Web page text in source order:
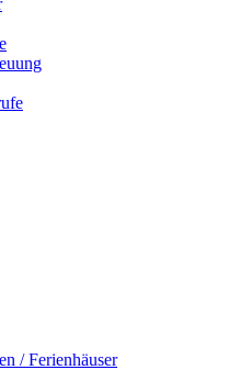
/ Ferienhäuser